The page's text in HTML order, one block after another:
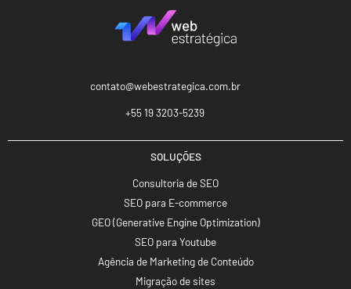
contato@webestrategica.com.br
+55 19 3203-5239
SOLUÇÕES
Consultoria de SEO
SEO para E-commerce
GEO (Generative Engine Optimization)
SEO para Youtube
Agência de Marketing de Conteúdo
Migração de sites